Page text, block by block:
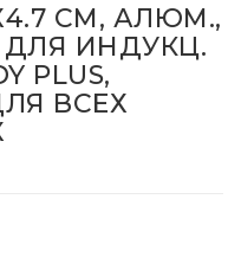
СМ, АЛЮМ.,
ДЛЯ ИНДУКЦ.
PLUS,
ВСЕХ